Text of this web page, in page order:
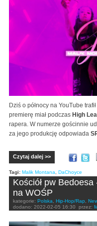
Dziś o północy na YouTube
premierę miał podczas High
rapera. W numerze gościnnie
za jego produkcję odpowiada
Czytaj dalej >>
Tagi: Malik Montana DaChoyce
Kościół pw
na WOŚP
kategorie: Polska Hip-Hop/Rap
dodano: 2022-02-05 16:30 przez: